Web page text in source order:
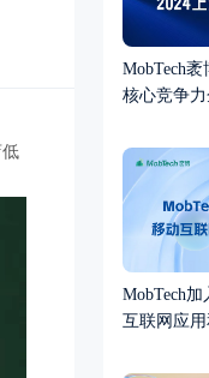
MobTech
核心竞争力
MobTech
互联网应